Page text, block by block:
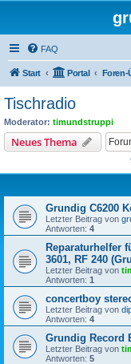
FAQ
Start Portal Foren-
Tischradio
Moderator: timundstruppi
Neues Thema
Grundig C6200
Letzter Beitrag von
Antworten: 4
Reparaturhelfer
3601, RF 240
Letzter Beitrag von
Antworten: 1
concertboy
Letzter Beitrag von
Antworten: 4
Grundig Record
Letzter Beitrag von
Antworten: 5